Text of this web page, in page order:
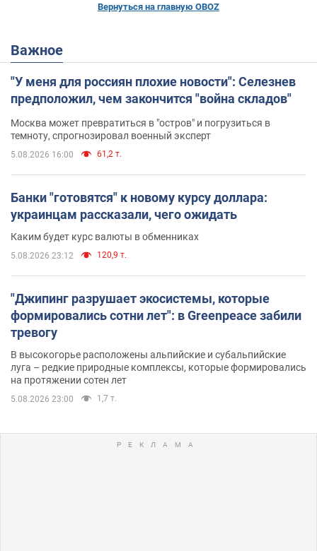
Вернуться на главную OBOZ
Важное
"У меня для россиян плохие новости": Селезнев
предположил, чем закончится "война складов"
Москва может превратиться в "остров" и погрузиться в
темноту, спрогнозировал военный эксперт
5.08.2026 16:00 61,2 т.
Банки "готовятся" к новому курсу доллара:
украинцам рассказали, чего ожидать
Каким будет курс валюты в обменниках
5.08.2026 23:12 120,9 т.
"Джипинг разрушает экосистемы, которые
формировались сотни лет": в Greenpeace забили
тревогу
В высокогорье расположены альпийские и субальпийские
луга – редкие природные комплексы, которые формировались
на протяжении сотен лет
5.08.2026 23:00 1,7 т.